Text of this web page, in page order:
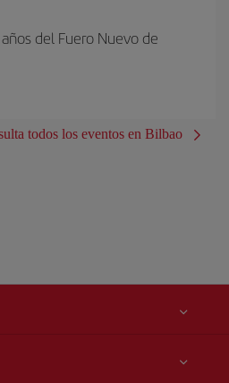
del Fuero Nuevo de
todos los eventos en Bilbao